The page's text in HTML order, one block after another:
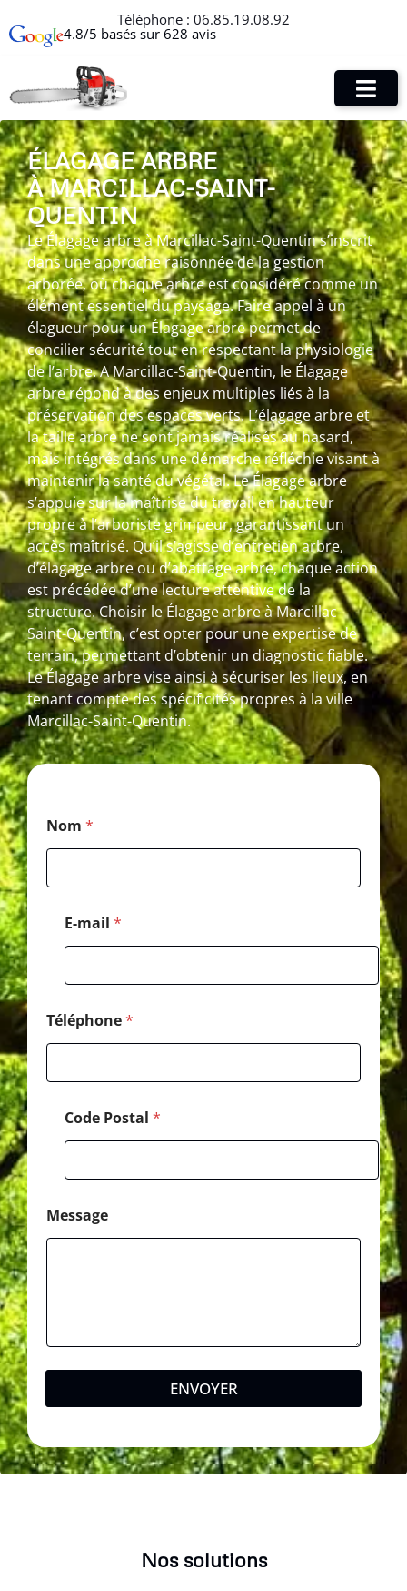
Téléphone : 06.85.19.08.92
4.8/5 basés sur 628 avis
ÉLAGAGE ARBRE
À MARCILLAC-SAINT-
QUENTIN
Le Élagage arbre à Marcillac-Saint-Quentin s’inscrit
dans une approche raisonnée de la gestion
arborée, où chaque arbre est considéré comme un
élément essentiel du paysage. Faire appel à un
élagueur pour un Élagage arbre permet de
concilier sécurité tout en respectant la physiologie
de l’arbre. A Marcillac-Saint-Quentin, le Élagage
arbre répond à des enjeux multiples liés à la
préservation des espaces verts. L’élagage arbre et
la taille arbre ne sont jamais réalisés au hasard,
mais intégrés dans une démarche réfléchie visant à
maintenir la santé du végétal. Le Élagage arbre
s’appuie sur la maîtrise du travail en hauteur
propre à l’arboriste grimpeur, garantissant un
accès maîtrisé. Qu’il s’agisse d’entretien arbre,
d’élagage arbre ou d’abattage arbre, chaque action
est précédée d’une lecture attentive de la
structure. Choisir le Élagage arbre à Marcillac-
Saint-Quentin, c’est opter pour une expertise de
terrain, permettant d’obtenir un diagnostic fiable.
Le Élagage arbre vise ainsi à sécuriser les lieux, en
tenant compte des spécificités propres à la ville
Marcillac-Saint-Quentin.
o
s
a
l
Nom *
E-mail *
Téléphone*
Code Postal *
Message
ENVOYER
Nos solutions